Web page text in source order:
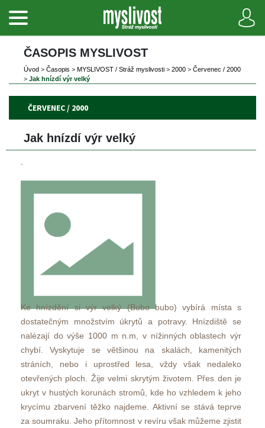
ČASOPIS MYSLIVOST
Úvod > Časopi > MYSLIVOST / Stráž myslivosti > 2000 > Červenec / 2000
> Jak hnízdí výr velký
ČERVENEC / 2000
Jak hnízdí výr velký
-
Ke hnízdění si výr velký (Bubo bubo) vybírá místa s
dostatečným množstvím úkrytů a potravy. Hnízdiště se
nalézají do výše 1000 m n.m, v nížinných oblastech výr
chybí. Vyskytuje se většinou na skalách, kamenitých
tráních, nebo i uprostřed lesa, vždy však nedaleko
otevřených ploch. Žije velmi skrytým životem. Přes den je
ukryt v hustých korunách stromů, kde ho vzhledem k jeho
krycímu zbarvení těžko najdeme. Aktivní se stává teprve
za soumraku. Jeho přítomnost v revíru však můžeme zjistit